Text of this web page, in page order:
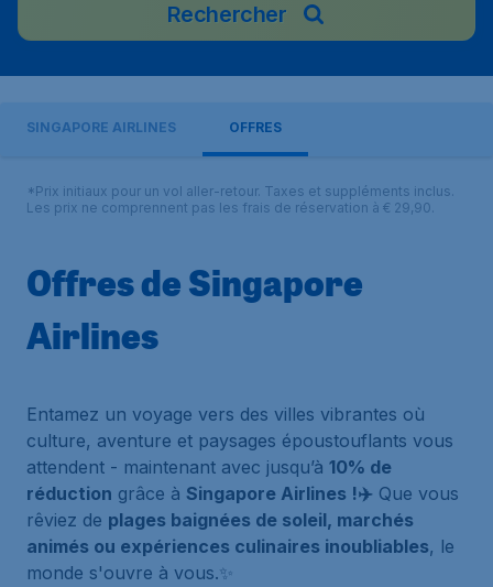
Rechercher
SINGAPORE AIRLINES OFFRES
*Prix initiaux pour un vol aller-retour. Taxes et suppléments inclus.
Les prix ne comprennent pas les frais de réservation à € 29,90.
Offres de Singapore
Airlines
Entamez un voyage vers des villes vibrantes où
culture, aventure et paysages époustouflants vous
attendent - maintenant avec jusqu’à 10% de
réduction grâce à Singapore Airlines !✈️ Que vous
rêviez de plages baignées de soleil, marchés
animés ou expériences culinaires inoubliables, le
monde s'ouvre à vous.✨